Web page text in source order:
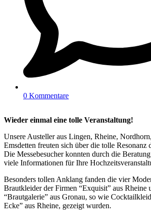
0 Kommentare
Wieder einmal eine tolle Veranstaltung!
Unsere Austeller aus Lingen, Rheine,
Emsdetten freuten sich über die tolle Resonanz
Die Messebesucher konnten durch die
viele Informationen für Ihre
Besonders tollen Anklang fanden die vier
Brautkleider der Firmen “Exquisit” aus Rheine
“Brautgalerie” aus Gronau, so wie
Ecke” aus Rheine, gezeigt wurden.